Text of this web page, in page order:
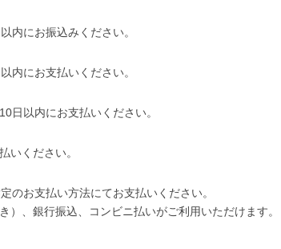
内にお振込みください。
内にお支払いください。
日以内にお支払いください。
いください。
のお支払い方法にてお支払いください。
）、銀行振込、コンビニ払いがご利用いただけます。